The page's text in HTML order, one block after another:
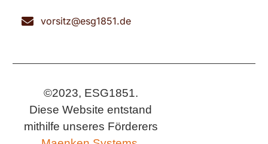
vorsitz@esg1851.de
©2023, ESG1851.
Diese Website entstand
mithilfe unseres Förderers